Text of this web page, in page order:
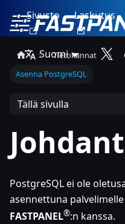
Sivusto Laskutus
SuomiTietokannat
Asenna PostgreSQL
Tällä sivulla
PostgreSQL ei ole
asennettuna
FASTPANEL®:n kanssa.